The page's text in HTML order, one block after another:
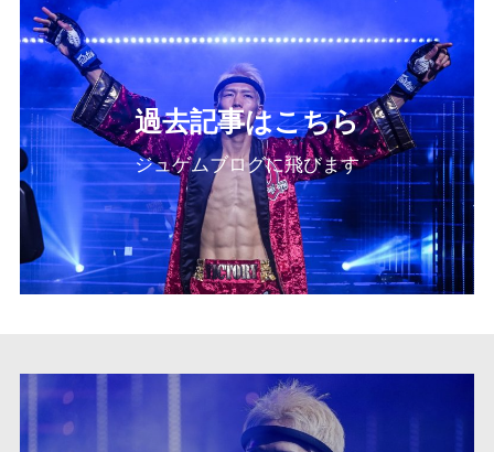
過去記事はこちら
ジュゲムブログに飛びます